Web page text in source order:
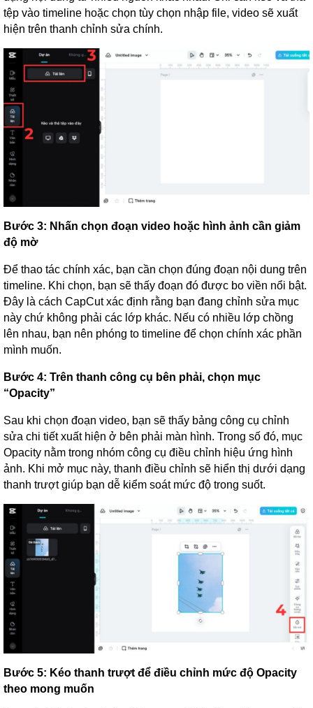
tệp vào timeline hoặc chọn tùy chọn nhập file, video sẽ xuất
hiện trên thanh chỉnh sửa chính.
Bước 3: Nhấn chọn đoạn video hoặc hình ảnh cần giảm
độ mờ
Để thao tác chính xác, bạn cần chọn đúng đoạn nội dung trên
timeline. Khi chọn, bạn sẽ thấy đoạn đó được bo viền nổi bật.
Đây là cách CapCut xác định rằng bạn đang chỉnh sửa mục
này chứ không phải các lớp khác. Nếu có nhiều lớp chồng
lên nhau, bạn nên phóng to timeline để chọn chính xác phần
mình muốn.
Bước 4: Trên thanh công cụ bên phải, chọn mục
“Opacity”
Sau khi chọn đoạn video, bạn sẽ thấy bảng công cụ chỉnh
sửa chi tiết xuất hiện ở bên phải màn hình. Trong số đó, mục
Opacity nằm trong nhóm công cụ điều chỉnh hiệu ứng hình
ảnh. Khi mở mục này, thanh điều chỉnh sẽ hiển thị dưới dạng
thanh trượt giúp bạn dễ kiểm soát mức độ trong suốt.
Bước 5: Kéo thanh trượt để điều chỉnh mức độ Opacity
theo mong muốn